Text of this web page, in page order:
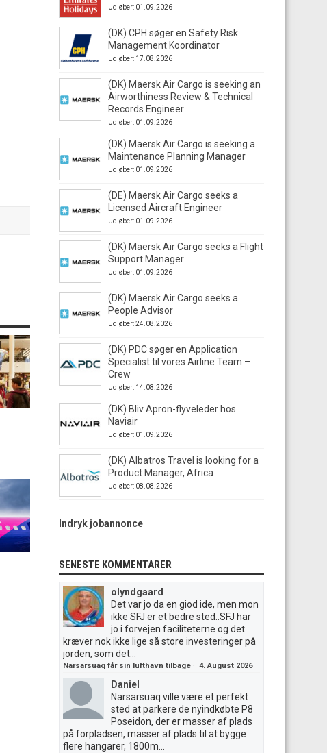
Udløber: 01.09.2026
(DK) CPH søger en Safety Risk
Management Koordinator
Udløber: 17.08.2026
(DK) Maersk Air Cargo is seeking an
Airworthiness Review & Technical
Records Engineer
Udløber: 01.09.2026
(DK) Maersk Air Cargo is seeking a
Maintenance Planning Manager
Udløber: 01.09.2026
(DE) Maersk Air Cargo seeks a
Licensed Aircraft Engineer
Udløber: 01.09.2026
(DK) Maersk Air Cargo seeks a Flight
Support Manager
Udløber: 01.09.2026
(DK) Maersk Air Cargo seeks a
People Advisor
Udløber: 24.08.2026
(DK) PDC søger en Application
Specialist til vores Airline Team –
Crew
Udløber: 14.08.2026
(DK) Bliv Apron-flyveleder hos
Naviair
Udløber: 01.09.2026
(DK) Albatros Travel is looking for a
Product Manager, Africa
Udløber: 08.08.2026
Indryk jobannonce
SENESTE KOMMENTARER
olyndgaard
Det var jo da en giod ide, men mon
ikke SFJ er et bedre sted..SFJ har
jo i forvejen faciliteterne og det
kræver nok ikke lige så store investeringer på
jorden, som det...
Narsarsuaq får sin lufthavn tilbage · 4. August 2026
Daniel
Narsarsuaq ville være et perfekt
sted at parkere de nyindkøbte P8
Poseidon, der er masser af plads
på forpladsen, masser af plads til at bygge
flere hangarer, 1800m...